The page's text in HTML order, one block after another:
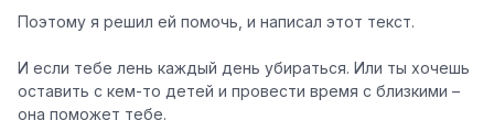
Поэтому я решил ей помочь, и написал этот текст.
И если тебе лень каждый день убираться. Или ты хочешь
оставить с кем-то детей и провести время с близкими –
она поможет тебе.